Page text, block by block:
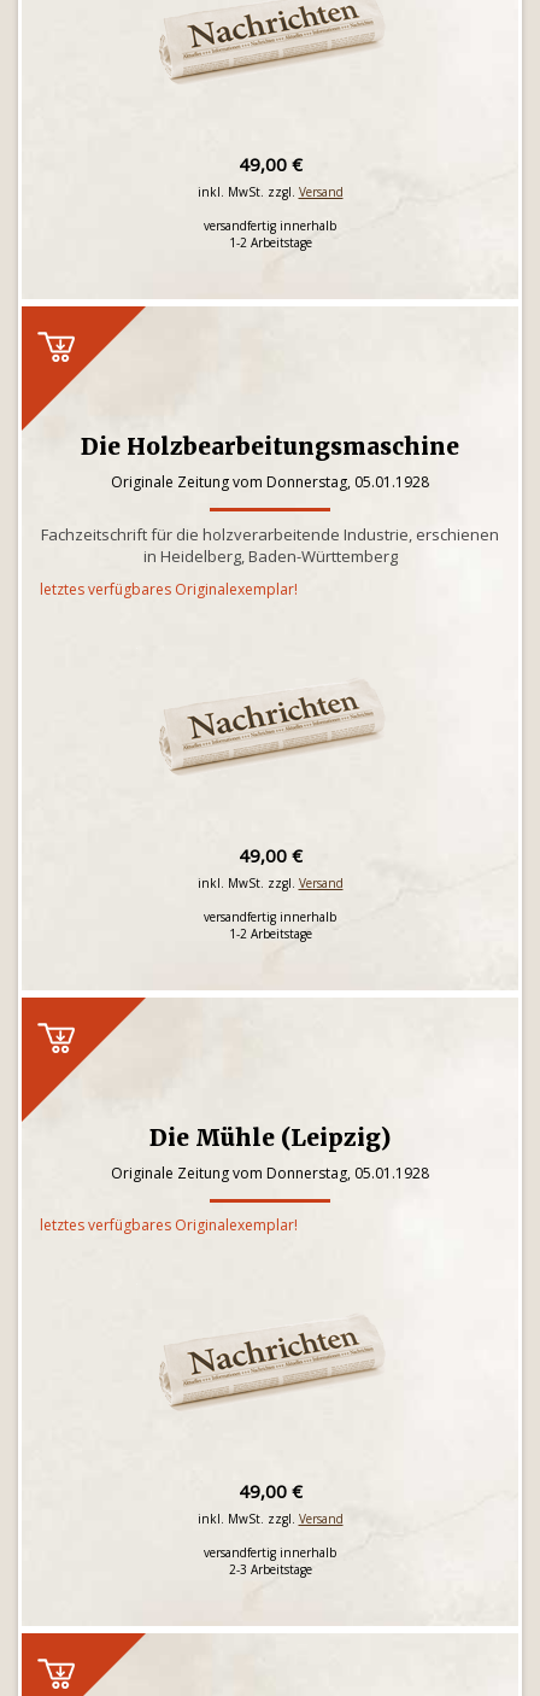
49,00 €
inkl. MwSt. zzgl. Versand
versandfertig innerhalb
1-2 Arbeitstage
Die Holzbearbeitungsmaschine
Originale Zeitung vom Donnerstag, 05.01.1928
Fachzeitschrift für die holzverarbeitende Industrie, erschienen
in Heidelberg, Baden-Württemberg
letztes verfügbares Originalexemplar!
49,00 €
inkl. MwSt. zzgl. Versand
versandfertig innerhalb
1-2 Arbeitstage
Die Mühle (Leipzig)
Originale Zeitung vom Donnerstag, 05.01.1928
letztes verfügbares Originalexemplar!
49,00 €
inkl. MwSt. zzgl. Versand
versandfertig innerhalb
2-3 Arbeitstage